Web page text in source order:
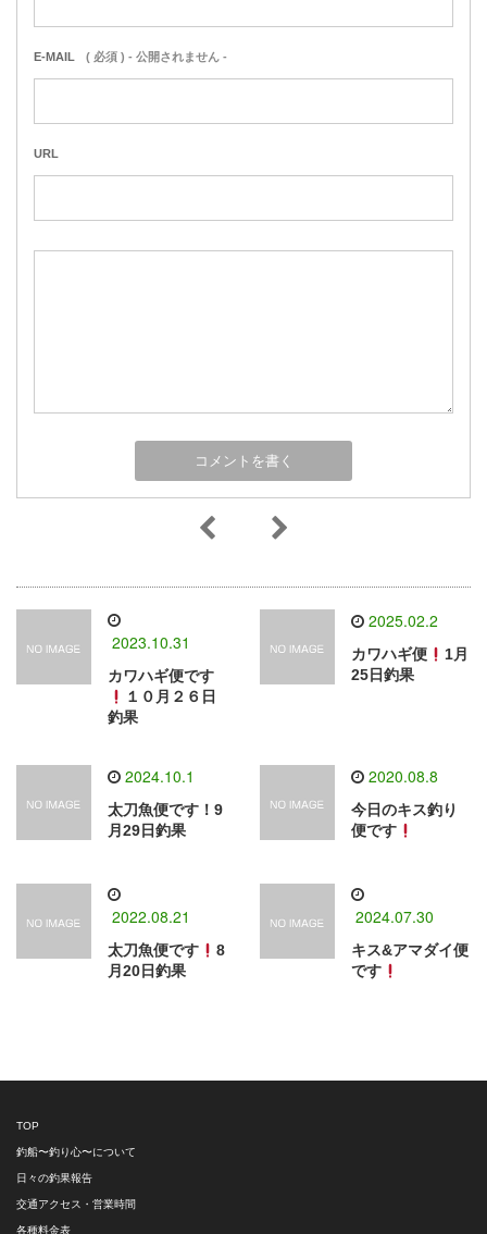
E-MAIL ( 必須 ) - 公開されません -
URL
2023.10.31
カワハギ便です
１０月２６日
釣果
2025.02.2
カワハギ便
1月
25日釣果
2024.10.1
太刀魚便です！9
月29日釣果
2020.08.8
今日のキス釣り
便です
2022.08.21
太刀魚便です
8
月20日釣果
2024.07.30
キス&アマダイ便
です
TOP
釣船〜釣り心〜について
日々の釣果報告
交通アクセス・営業時間
各種料金表